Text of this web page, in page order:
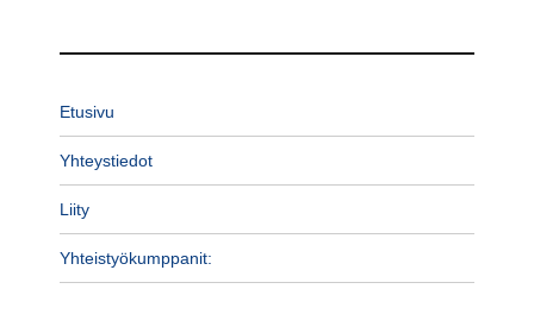
Etusivu
Yhteystiedot
Liity
Yhteistyökumppanit: